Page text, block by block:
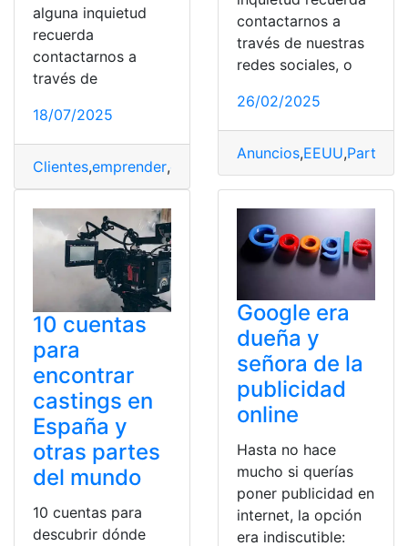
alguna inquietud
recuerda
contactarnos a
través de
18/07/2025
Clientes,emprender,emprendimiento negocio ,
contactarnos a
través de nuestras
redes sociales, o
26/02/2025
Anuncios,EEUU,
10 cuentas
para
encontrar
castings en
España y
otras partes
del mundo
10 cuentas para
descubrir dónde
Google era
dueña y
señora de la
publicidad
online
Hasta no hace
mucho si querías
poner publicidad en
internet, la opción
era indiscutible: